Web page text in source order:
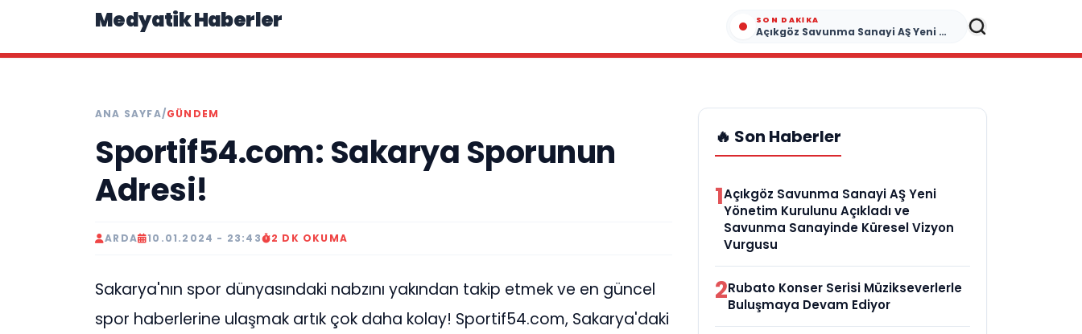
Medyatik Haberler SON DAKIKA
Açıkgöz Savunma Sanayi AŞ Yeni Yönetim Kurulunu Açıkladı ve Savunma Sanayinde Küresel Vizyon Vurgusu
ANA SAYFA/GÜNDEM
Sportif54.com: Sakarya Sporunun
Adresi!
ARDA 10.01.2024 - 23:43 2 DK OKUMA
Sakarya'nın spor dünyasındaki nabzını yakından takip etmek ve en güncel
spor haberlerine ulaşmak artık çok daha kolay! Sportif54.com, Sakarya'daki
🔥 Son Haberler
1Açıkgöz Savunma Sanayi AŞ Yeni
Yönetim Kurulunu Açıkladı ve
Savunma Sanayinde Küresel Vizyon
Vurgusu
2Rubato Konser Serisi Müzikseverlerle
Buluşmaya Devam Ediyor